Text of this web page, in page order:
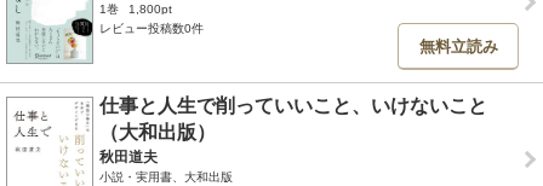
1巻
1,800pt
レビュー投稿数0件
無料立読み
仕事と人生で削っていいこと、いけないこと
（大和出版）
秋田道夫
小説・実用書、大和出版